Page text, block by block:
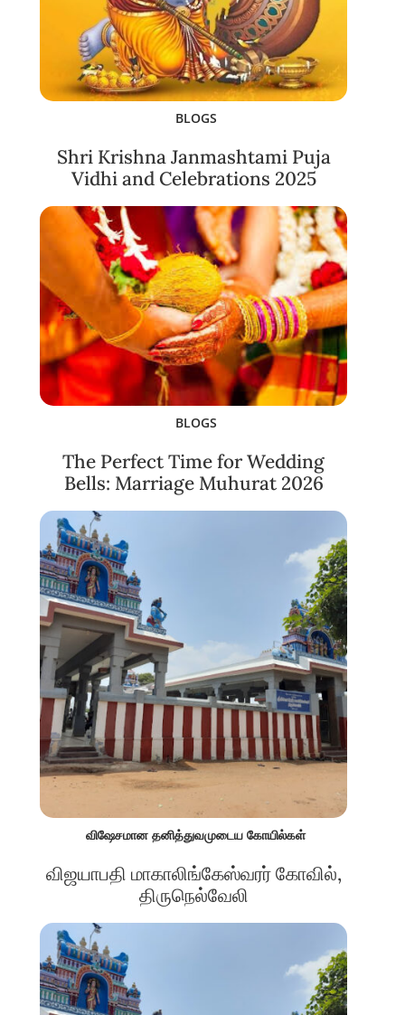
BLOGS
Shri Krishna Janmashtami Puja
Vidhi and Celebrations 2025
BLOGS
The Perfect Time for Wedding
Bells: Marriage Muhurat 2026
விஷேசமான தனித்துவமுடைய கோயில்கள்
விஜயாபதி மாகாலிங்கேஸ்வரர் கோவில்,
திருநெல்வேலி